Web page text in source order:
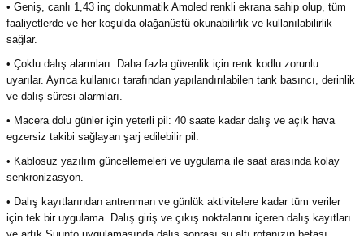
• Geniş, canlı 1,43 inç dokunmatik Amoled renkli ekrana sahip olup, tüm
faaliyetlerde ve her koşulda olağanüstü okunabilirlik ve kullanılabilirlik
sağlar.
• Çoklu dalış alarmları: Daha fazla güvenlik için renk kodlu zorunlu
uyarılar. Ayrıca kullanıcı tarafından yapılandırılabilen tank basıncı, derinlik
ve dalış süresi alarmları.
• Macera dolu günler için yeterli pil: 40 saate kadar dalış ve açık hava
egzersiz takibi sağlayan şarj edilebilir pil.
• Kablosuz yazılım güncellemeleri ve uygulama ile saat arasında kolay
senkronizasyon.
• Dalış kayıtlarından antrenman ve günlük aktivitelere kadar tüm veriler
için tek bir uygulama. Dalış giriş ve çıkış noktalarını içeren dalış kayıtları